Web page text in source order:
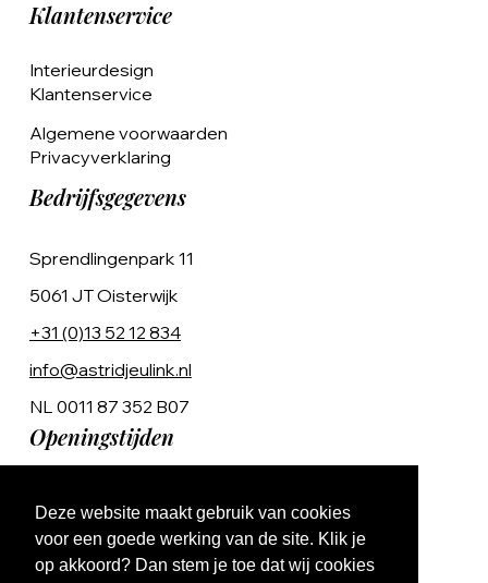
Deze website maakt gebruik van cookies
voor een goede werking van de site. Klik je
op akkoord? Dan stem je toe dat wij cookies
Klantenservice
Interieurdesign
Klantenservice
Algemene voorwaarden
Privacyverklaring
Bedrijfsgegevens
Sprendlingenpark 11
5061 JT Oisterwijk
+31 (0)13 52 12 834
info@astridjeulink.nl
NL 0011 87 352 B07
Openingstijden
Ma t/m Vr 9:00 - 17:00